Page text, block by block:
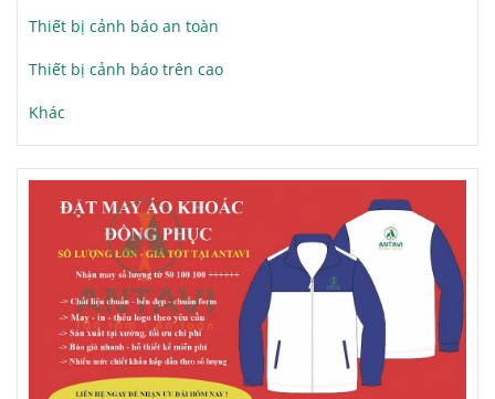
Thiết bị cảnh báo an toàn
Thiết bị cảnh báo trên cao
Khác